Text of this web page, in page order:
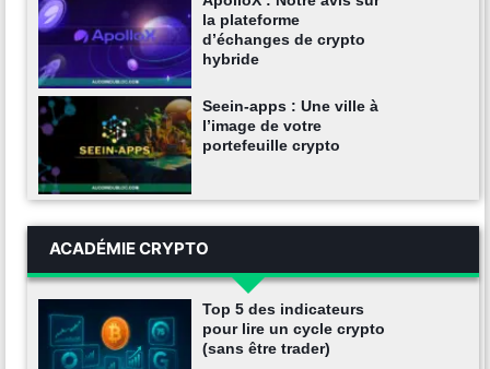
la plateforme
d’échanges de crypto
hybride
Seein-apps : Une ville à
l’image de votre
portefeuille crypto
ACADÉMIE CRYPTO
Top 5 des indicateurs
pour lire un cycle crypto
(sans être trader)